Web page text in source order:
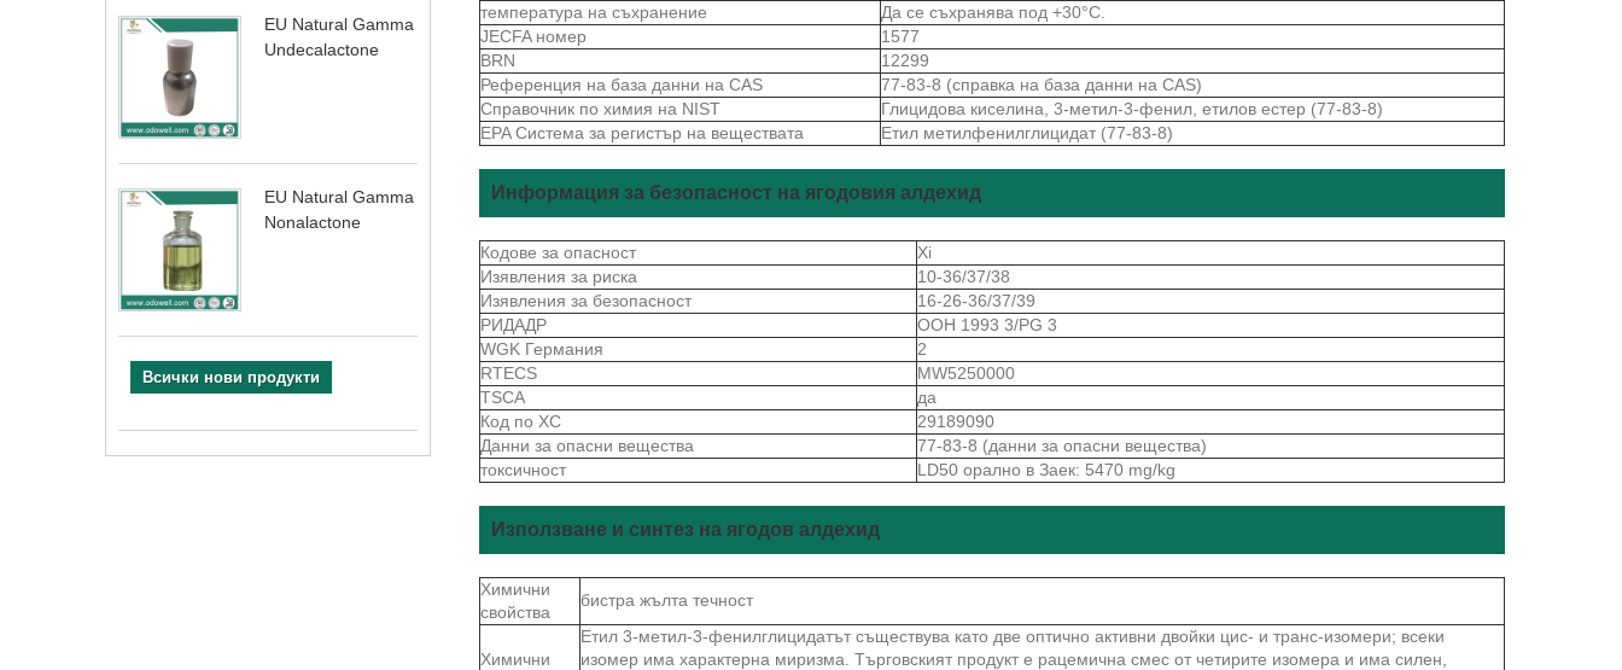
EU Natural Gamma
Undecalactone
EU Natural Gamma
Nonalactone
Всички нови продукти
температура на съхранение
Да се ​​съхранява под +30°C.
JECFA номер
1577
BRN
12299
Референция на база данни на CAS
77-83-8 (справка на база данни на CAS)
Справочник по химия на NIST
Глицидова киселина, 3-метил-3-фенил, етилов естер (77-83-8)
EPA Система за регистър на веществата
Етил метилфенилглицидат (77-83-8)
Информация за безопасност на ягодовия алдехид
Кодове за опасност
Xi
Изявления за риска
10-36/37/38
Изявления за безопасност
16-26-36/37/39
РИДАДР
ООН 1993 3/PG 3
WGK Германия
2
RTECS
MW5250000
TSCA
да
Код по ХС
29189090
Данни за опасни вещества
77-83-8 (данни за опасни вещества)
токсичност
LD50 орално в Заек: 5470 mg/kg
Използване и синтез на ягодов алдехид
Химични
свойства
бистра жълта течност
Химични
Етил 3-метил-3-фенилглицидатът съществува като две оптично активни двойки цис- и транс-изомери; всеки
изомер има характерна миризма. Търговският продукт е рацемична смес от четирите изомера и има силен,